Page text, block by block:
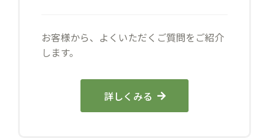
お客様から、よくいただくご質問をご紹介
します。
詳しくみる